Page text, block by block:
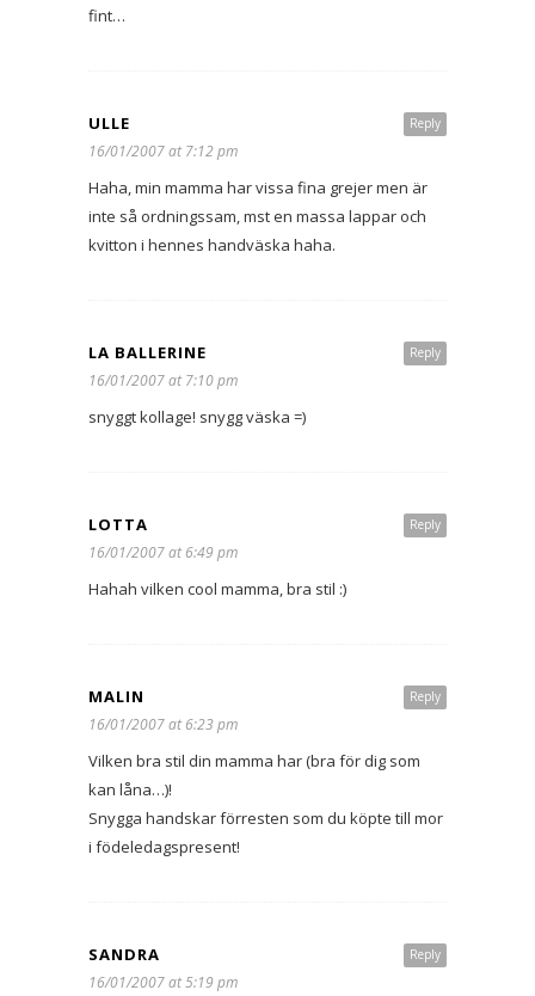
fint…
Reply
ULLE
16/01/2007 at 7:12 pm
Haha, min mamma har vissa fina grejer men är
inte så ordningssam, mst en massa lappar och
kvitton i hennes handväska haha.
Reply
LA BALLERINE
16/01/2007 at 7:10 pm
snyggt kollage! snygg väska =)
Reply
LOTTA
16/01/2007 at 6:49 pm
Hahah vilken cool mamma, bra stil :)
Reply
MALIN
16/01/2007 at 6:23 pm
Vilken bra stil din mamma har (bra för dig som
kan låna…)!
Snygga handskar förresten som du köpte till mor
i födeledagspresent!
Reply
SANDRA
16/01/2007 at 5:19 pm